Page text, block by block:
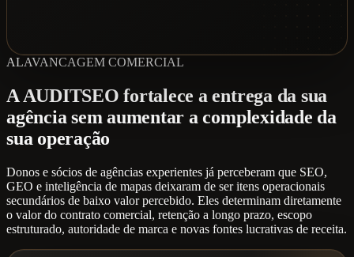
ALAVANCAGEM COMERCIAL
A AUDITSEO fortalece a entrega da sua
agência sem aumentar a complexidade da
sua operação
Donos e sócios de agências experientes já perceberam que SEO,
GEO e inteligência de mapas deixaram de ser itens operacionais
secundários de baixo valor percebido. Eles determinam diretamente
o valor do contrato comercial, retenção a longo prazo, escopo
estruturado, autoridade de marca e novas fontes lucrativas de receita.